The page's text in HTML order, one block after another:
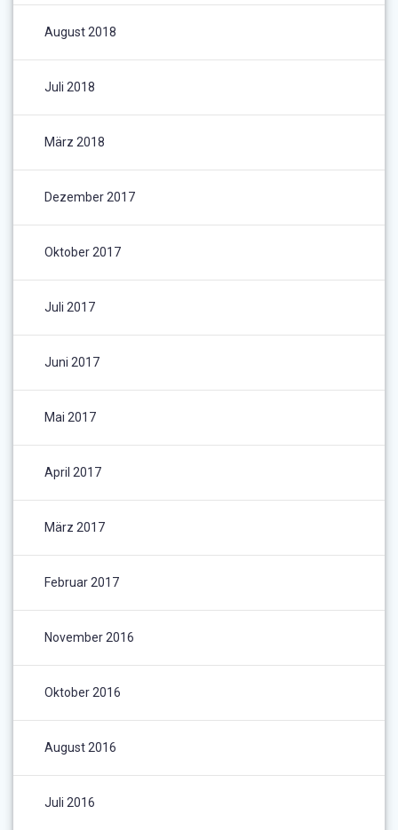
August 2018
Juli 2018
März 2018
Dezember 2017
Oktober 2017
Juli 2017
Juni 2017
Mai 2017
April 2017
März 2017
Februar 2017
November 2016
Oktober 2016
August 2016
Juli 2016